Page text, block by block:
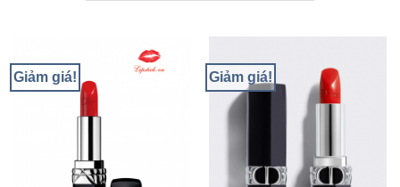
Giảm giá! Giảm giá!